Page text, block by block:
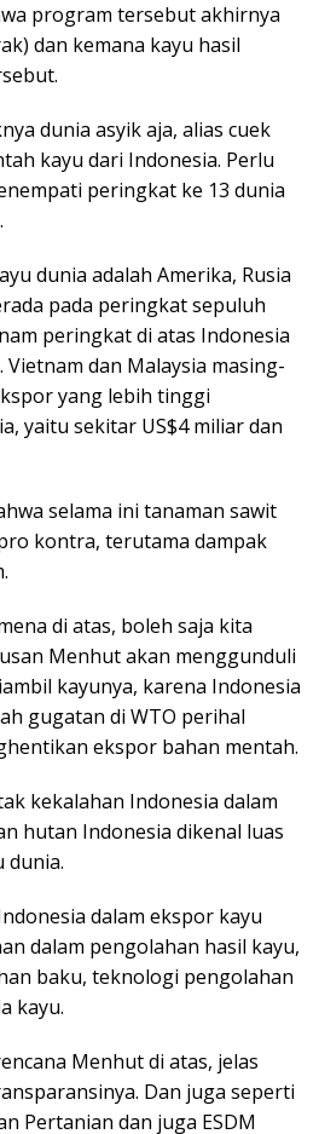
program tersebut akhirnya
dan kemana kayu hasil
dunia asyik aja, alias cuek
kayu dari Indonesia. Perlu
peringkat ke 13 dunia
dunia adalah Amerika, Rusia
pada peringkat sepuluh
peringkat di atas Indonesia
dan Malaysia masing-
yang lebih tinggi
yaitu sekitar US$4 miliar dan
selama ini tanaman sawit
kontra, terutama dampak
di atas, boleh saja kita
Menhut akan menggunduli
kayunya, karena Indonesia
gugatan di WTO perihal
ekspor bahan mentah.
kekalahan Indonesia dalam
hutan Indonesia dikenal luas
dunia.
dalam ekspor kayu
dalam pengolahan hasil kayu,
baku, teknologi pengolahan
kayu.
Menhut di atas, jelas
Dan juga seperti
Pertanian dan juga ESDM